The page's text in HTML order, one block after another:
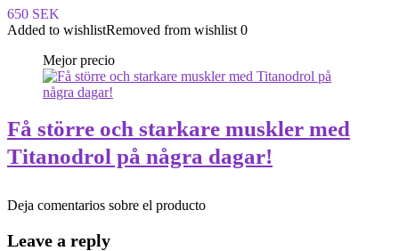
650 SEK
Added to wishlistRemoved from wishlist 0
Mejor precio
Få större och starkare muskler med
Titanodrol på några dagar!
Deja comentarios sobre el producto
Leave a reply